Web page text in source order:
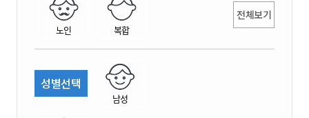
노인 복합
전체보기
성별선택
남성